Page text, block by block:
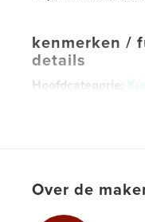
kenmerken /
details
Hoofdcategorie:
Aanvullende
Datum publiceren:
TaalEnglish
Over de